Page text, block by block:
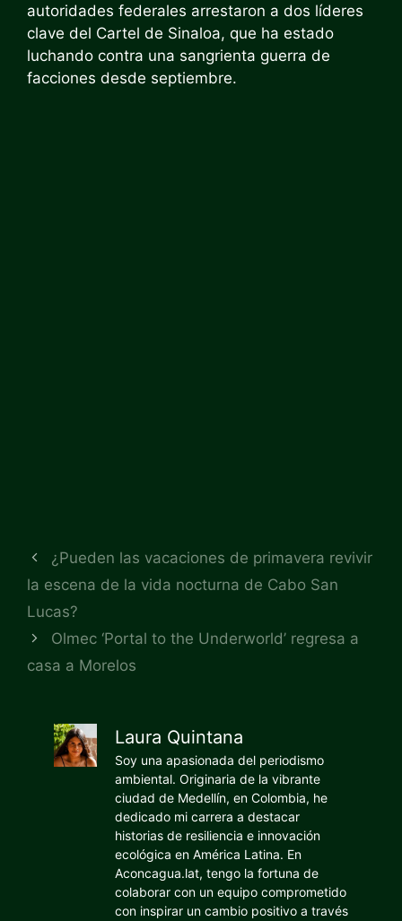
autoridades federales arrestaron a dos líderes
clave del Cartel de Sinaloa, que ha estado
luchando contra una sangrienta guerra de
facciones desde septiembre.
¿Pueden las vacaciones de primavera revivir
la escena de la vida nocturna de Cabo San
Lucas?
Olmec ‘Portal to the Underworld’ regresa a
casa a Morelos
Laura Quintana
Soy una apasionada del periodismo
ambiental. Originaria de la vibrante
ciudad de Medellín, en Colombia, he
dedicado mi carrera a destacar
historias de resiliencia e innovación
ecológica en América Latina. En
Aconcagua.lat, tengo la fortuna de
colaborar con un equipo comprometido
con inspirar un cambio positivo a través